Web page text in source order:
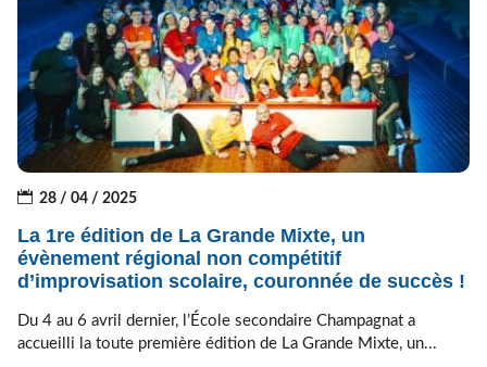
28 / 04 / 2025
La 1re édition de La Grande Mixte, un
évènement régional non compétitif
d’improvisation scolaire, couronnée de succès !
Du 4 au 6 avril dernier, l’École secondaire Champagnat a
accueilli la toute première édition de La Grande Mixte, un...